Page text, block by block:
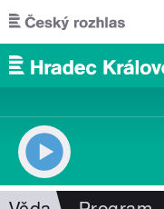
Přejít k hlavnímu obsahu